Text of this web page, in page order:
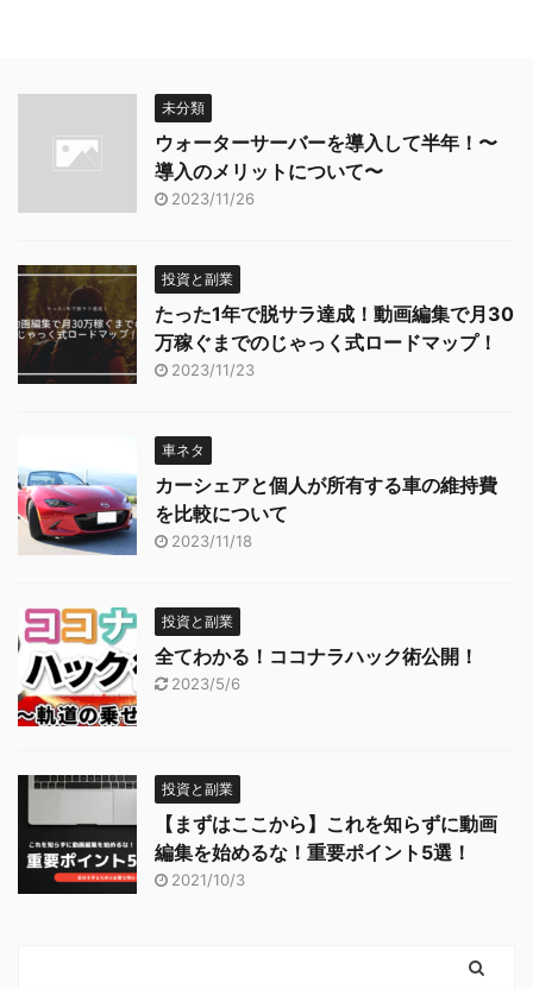
未分類
ウォーターサーバーを導入して半年！〜
導入のメリットについて〜
2023/11/26
投資と副業
たった1年で脱サラ達成！動画編集で月30
万稼ぐまでのじゃっく式ロードマップ！
2023/11/23
車ネタ
カーシェアと個人が所有する車の維持費
を比較について
2023/11/18
投資と副業
全てわかる！ココナラハック術公開！
2023/5/6
投資と副業
【まずはここから】これを知らずに動画
編集を始めるな！重要ポイント5選！
2021/10/3